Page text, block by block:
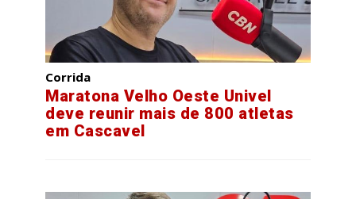
Corrida
Maratona Velho Oeste Univel
deve reunir mais de 800 atletas
em Cascavel